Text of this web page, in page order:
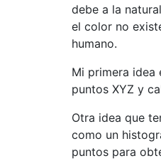
debe a la
el color no
humano.
Mi primera idea
puntos XYZ y
Otra idea que
como un
puntos para